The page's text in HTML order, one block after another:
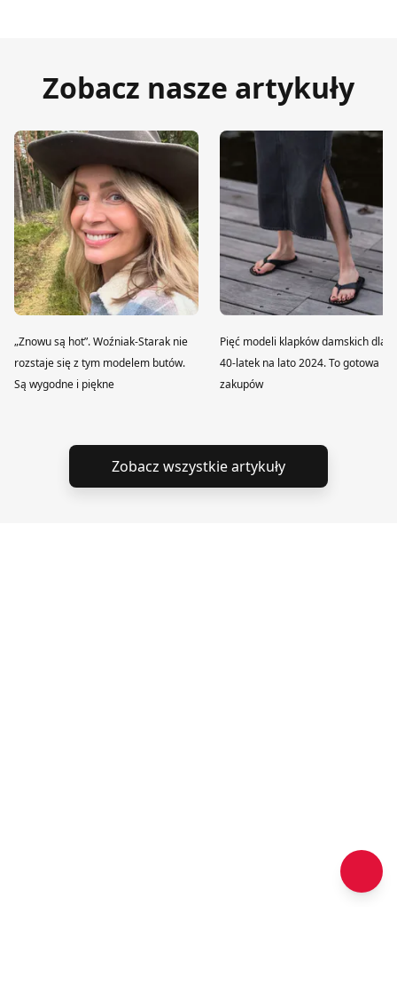
Zobacz nasze artykuły
„Znowu są hot”. Woźniak-Starak nie
rozstaje się z tym modelem butów.
Są wygodne i piękne
Pięć modeli klapków damskich dla
40-latek na lato 2024. To gotowa
zakupów
Zobacz wszystkie artykuły